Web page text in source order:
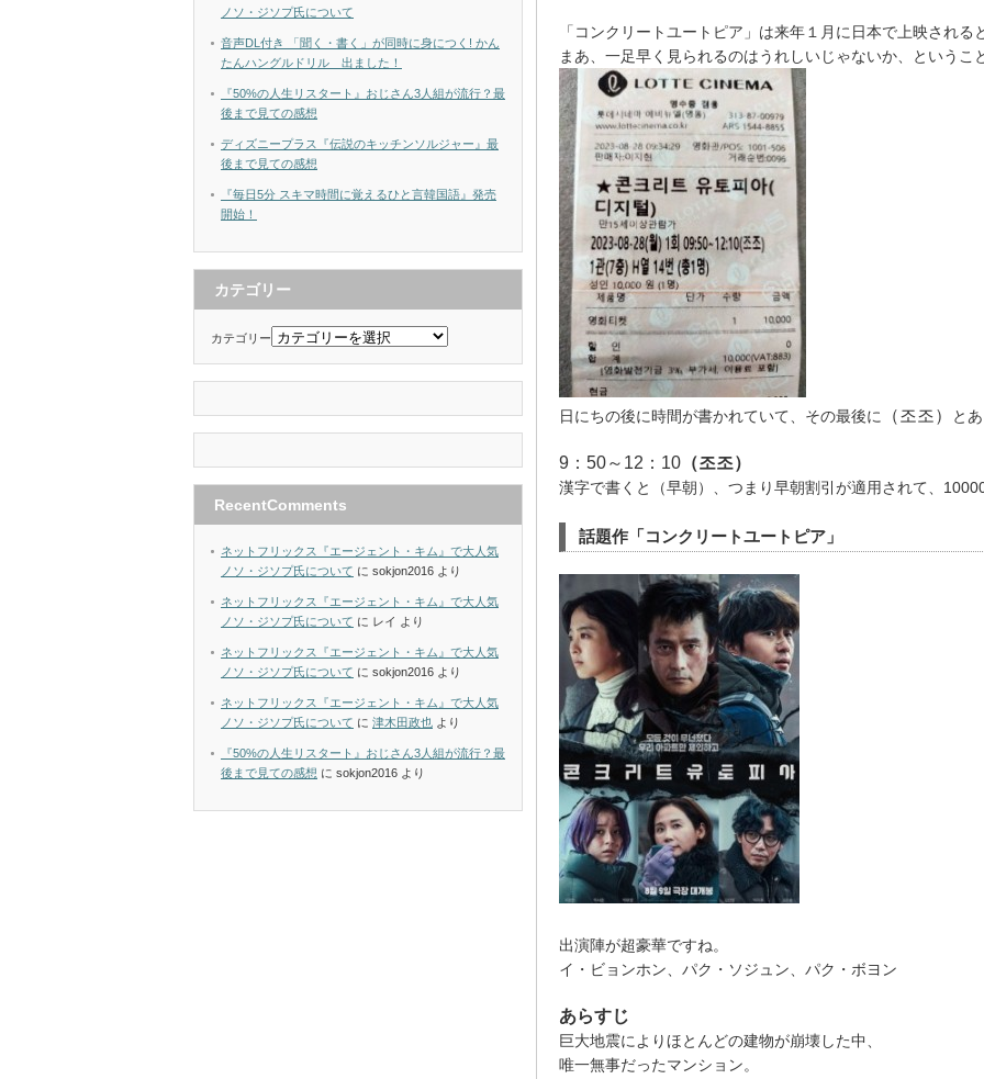
「コンクリートユートピア」は来年１月に日本で上映される
まあ、一足早く見られるのはうれしいじゃないか、というこ
日にちの後に時間が書かれていて、その最後に （조조） と
9：50～12：10 （조조）
漢字で書くと（早朝）、つまり早朝割引が適用されて、
話題作「コンクリートユートピア」
出演陣が超豪華ですね。
イ・ビョンホン、パク・ソジュン、パク・ボヨン
あらすじ
巨大地震によりほとんどの建物が崩壊した中、
唯一無事だったマンション。
ノソ・ジソプ氏について
音声DL付き 「聞く・書く」が同時に身につく! かん
たんハングルドリル 出ました！
『50%の人生リスタート』おじさん3人組が流行？最
後まで見ての感想
ディズニープラス『伝説のキッチンソルジャー』最
後まで見ての感想
『毎日5分 スキマ時間に覚えるひと言韓国語』発売
開始！
カテゴリー
カテゴリー
RecentComments
ネットフリックス『エージェント・キム』で大人気
ノソ・ジソプ氏について に sokjon2016 より
ネットフリックス『エージェント・キム』で大人気
ノソ・ジソプ氏について に レイ より
ネットフリックス『エージェント・キム』で大人気
ノソ・ジソプ氏について に sokjon2016 より
ネットフリックス『エージェント・キム』で大人気
ノソ・ジソプ氏について に 津木田政也 より
『50%の人生リスタート』おじさん3人組が流行？最
後まで見ての感想 に sokjon2016 より